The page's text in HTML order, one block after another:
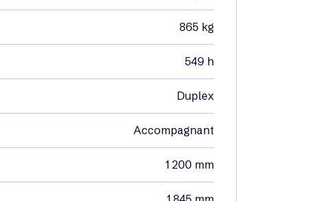
865 kg
549 h
Duplex
Accompagnant
1 200 mm